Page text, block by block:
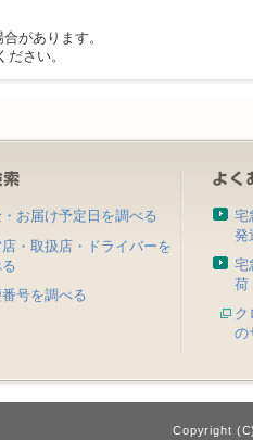
があります。
さい。
お届け予定日を調べる
・取扱店・ドライバーを
号を調べる
宅
発
宅
荷
ク
の
Copyright